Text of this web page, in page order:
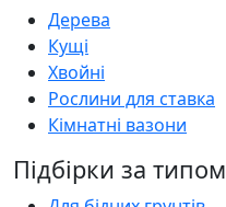
Дерева
Кущі
Хвойні
Рослини для ставка
Кімнатні вазони
Підбірки за типом